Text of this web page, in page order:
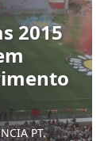
2015
PT.